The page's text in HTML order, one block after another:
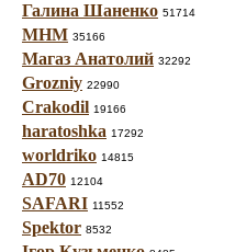
Галина Шаненко 51714
МНМ 35166
Магаз Анатолий 32292
Grozniy 22990
Crakodil 19166
haratoshka 17292
worldriko 14815
AD70 12104
SAFARI 11552
Spektor 8532